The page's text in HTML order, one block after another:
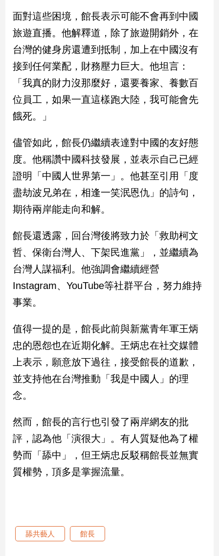
方
新
冠
病
專
區
南
灣
觀
南
台
灣
點
娛
娛
聞
流
行/
時
尚
追
生
活
建
計
旅
面對這些困境，館長表示可能不會再到中國
旅遊直播。他解釋道，除了旅遊開銷外，在
台灣的健身房還遭到抵制，加上在中國沒有
接到任何業配，財務壓力巨大。他坦言：
「我真的財力沒那麼好，還要養家、養數百
位員工，如果一直這樣跑大陸，我可能會先
餓死。」
儘管如此，館長仍繼續表達對中國的友好態
度。他稱讚中國科技發展，並表示自己已經
證明「中國人世界第一」。他甚至引用「度
盡劫波兄弟在，相逢一笑泯恩仇」的詩句，
期待兩岸能走向和解。
館長還透露，回台灣後將致力於「救助柯文
哲、保衛台灣人、下架民進黨」，並繼續為
台灣人謀福利。他強調會繼續經營
Instagram、YouTube等社群平台，努力維持
事業。
值得一提的是，館長此前與新黨青年軍王炳
忠的恩怨也在近期化解。王炳忠在社交媒體
上表示，願意放下過往，接受館長的道歉，
並支持他在台灣推動「我是中國人」的理
念。
然而，館長的言行也引發了兩岸網友的批
評，認為他「演很大」。有人質疑他為了權
勢而「舔中」，但王炳忠反駁稱館長並無實
質權勢，頂多是掌握流量。
舔共藝人 館長